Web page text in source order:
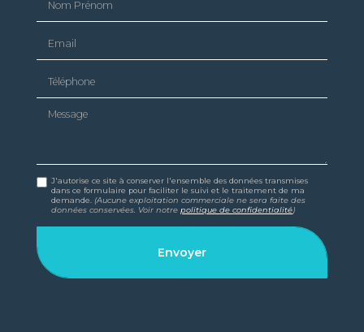
Message
J'autorise ce site à conserver l'ensemble des données transmises
dans ce formulaire pour faciliter le suivi et le traitement de ma
demande. (Aucune exploitation commerciale ne sera faite des
données conservées. Voir notrepolitique de confidentialité)